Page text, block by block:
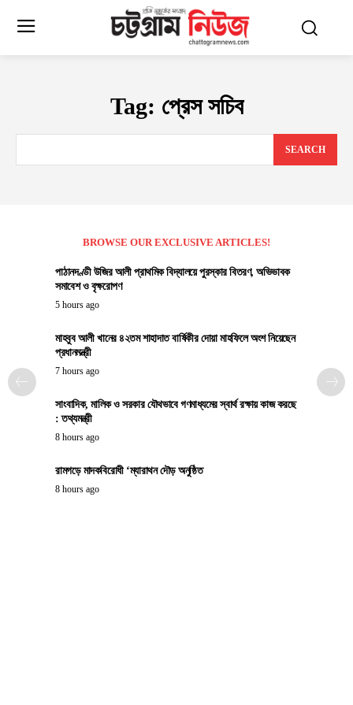
Tag: প্রেস সচিব
SEARCH
BROWSE OUR EXCLUSIVE ARTICLES!
পাঠানদণ্ডী উজির আলী প্রাথমিক বিদ্যালয়ে পুরস্কার বিতরণ, অভিভাবক
সমাবেশ ও বৃক্ষরোপণ
5 hours ago
মাহবুব আলী খানের ৪২তম শাহাদাত বার্ষিকীর দোয়া মাহফিলে অংশ নিয়েছেন
প্রধানমন্ত্রী
7 hours ago
সাংবাদিক, মালিক ও সরকার যৌথভাবে গণমাধ্যমের স্বার্থ রক্ষায় কাজ করছে
: তথ্যমন্ত্রী
8 hours ago
রামগড়ে মাদকবিরোধী ‘ম্যারাথন দৌড় অনুষ্ঠিত
8 hours ago